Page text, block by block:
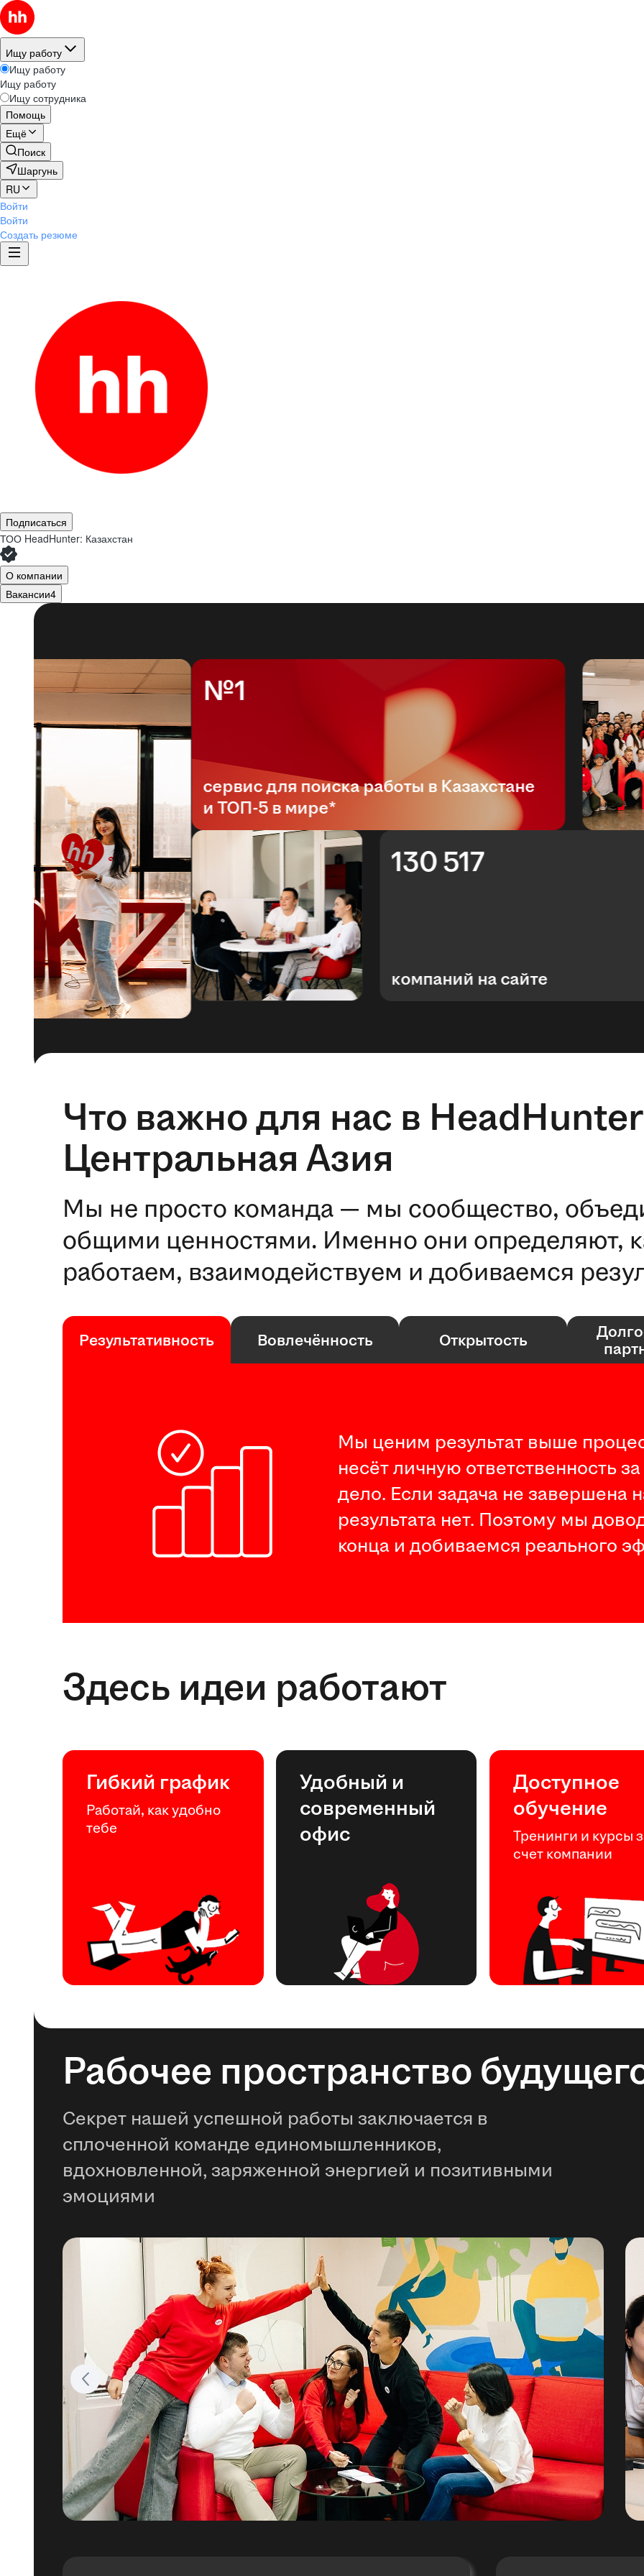
Ищу работу
Ищу работу
Ищу работу
Ищу сотрудника
Помощь
Ещё
Поиск
Шаргунь
RU
Войти
Войти
Создать резюме
Подписаться
ТОО HeadHunter: Казахстан
О компании
Вакансии4
№1
сервис для поиска работы в Казахстане
и ТОП-5 в мире*
130 517
компаний на сайте
Что важно для нас в HeadHunter
Центральная Азия
Мы не просто команда — мы сообщество,
общими ценностями. Именно они определяют,
работаем, взаимодействуем и добиваемся
Результативность Вовлечённость Открытость
Мы ценим результат выше
несёт личную ответственность
дело. Если задача не завершена
результата нет. Поэтому мы
конца и добиваемся реального
Здесь идеи работают
Гибкий график
Работай, как удобно
тебе
Удобный и
современный
офис
Доступное
обучение
Тренинги и курсы
счет компании
Рабочее пространство
Секрет нашей успешной работы заключается в
сплоченной команде единомышленников,
вдохновленной, заряженной энергией и позитивными
эмоциями